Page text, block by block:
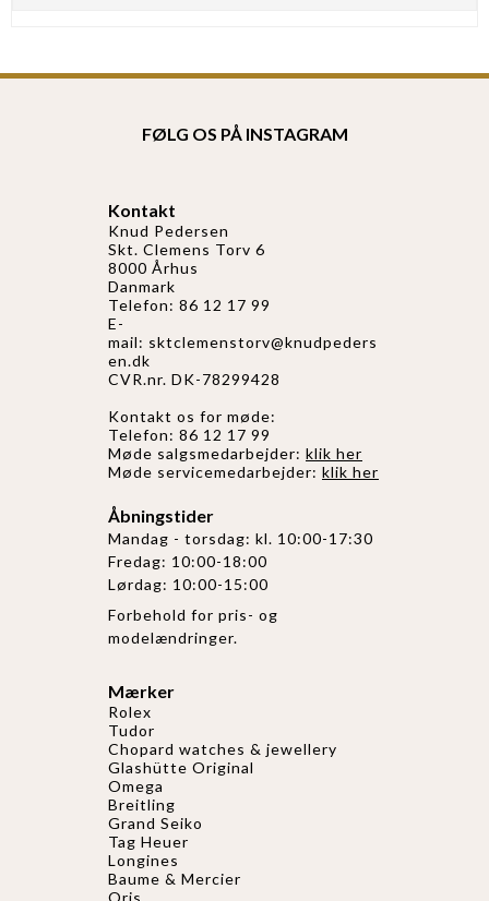
FØLG OS PÅ INSTAGRAM
Kontakt
Knud Pedersen
Skt. Clemens Torv 6
8000 Århus
Danmark
Telefon: 86 12 17 99
E-
mail: sktclemenstorv@knudpeders
en.dk
CVR.nr. DK-78299428
Kontakt os for møde:
Telefon: 86 12 17 99
Møde salgsmedarbejder: klik her
Møde servicemedarbejder: klik her
Åbningstider
Mandag - torsdag: kl. 10:00-17:30
Fredag: 10:00-18:00
Lørdag: 10:00-15:00
Forbehold for pris- og
modelændringer.
Mærker
Rolex
Tudor
Chopard watches & jewellery
Glashütte Original
Omega
Breitling
Grand Seiko
Tag Heuer
Longines
Baume & Mercier